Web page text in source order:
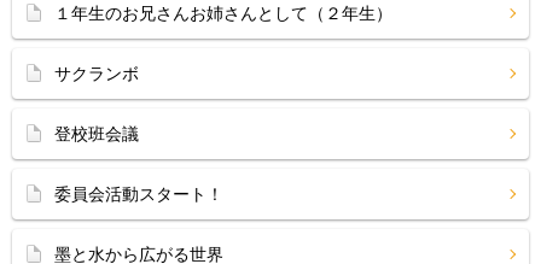
１年生のお兄さんお姉さんとして（２年生）
サクランボ
登校班会議
委員会活動スタート！
墨と水から広がる世界